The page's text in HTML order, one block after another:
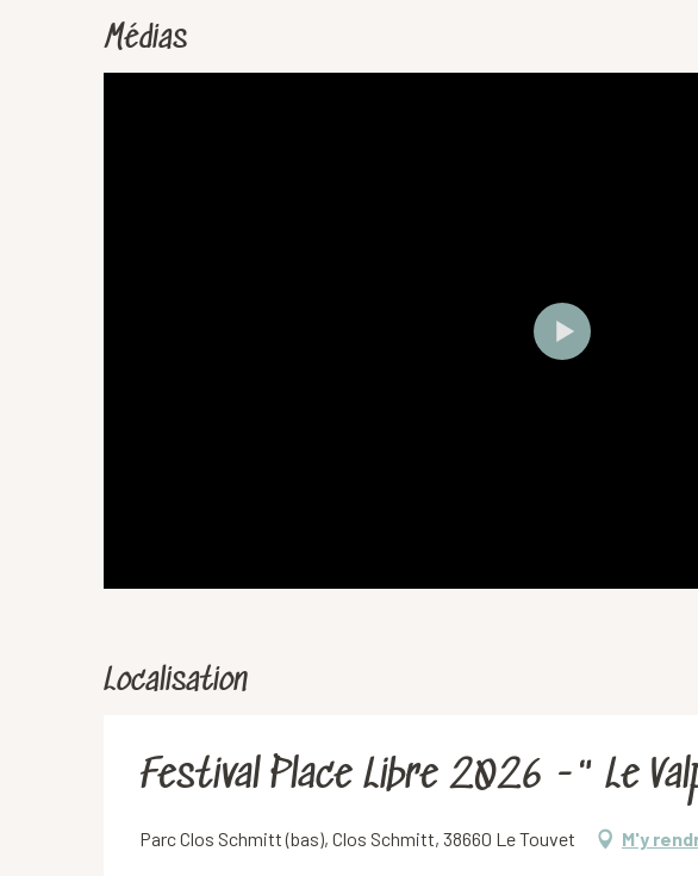
Médias
Localisation
Festival Place Libre 2026 -" Le
Parc Clos Schmitt (bas), Clos Schmitt, 38660 Le Touvet M'y